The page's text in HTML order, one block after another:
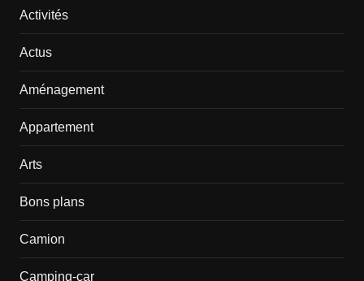
Activités
Actus
Aménagement
Appartement
Arts
Bons plans
Camion
Camping-car